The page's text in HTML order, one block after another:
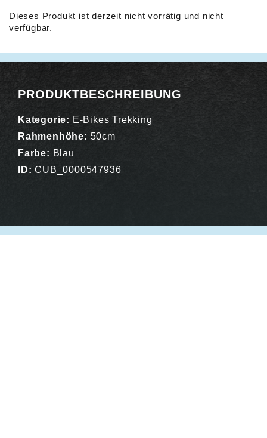
Dieses Produkt ist derzeit nicht vorrätig und nicht
verfügbar.
PRODUKTBESCHREIBUNG
Kategorie: E-Bikes Trekking
Rahmenhöhe: 50cm
Farbe: Blau
ID: CUB_0000547936